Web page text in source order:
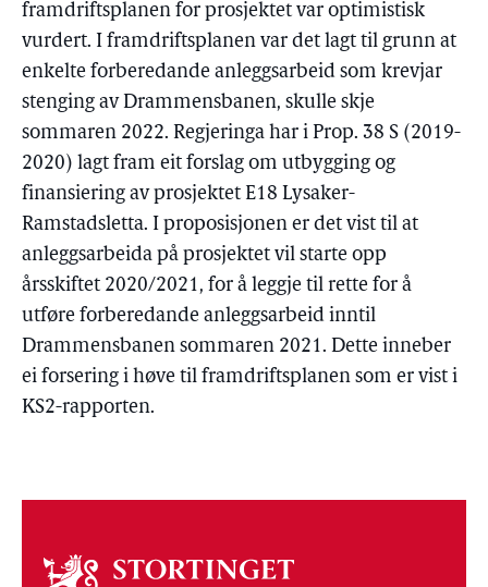
framdriftsplanen for prosjektet var optimistisk
vurdert. I framdriftsplanen var det lagt til grunn at
enkelte forberedande anleggsarbeid som krevjar
stenging av Drammensbanen, skulle skje
sommaren 2022. Regjeringa har i Prop. 38 S (2019-
2020) lagt fram eit forslag om utbygging og
finansiering av prosjektet E18 Lysaker-
Ramstadsletta. I proposisjonen er det vist til at
anleggsarbeida på prosjektet vil starte opp
årsskiftet 2020/2021, for å leggje til rette for å
utføre forberedande anleggsarbeid inntil
Drammensbanen sommaren 2021. Dette inneber
ei forsering i høve til framdriftsplanen som er vist i
KS2-rapporten.
Om